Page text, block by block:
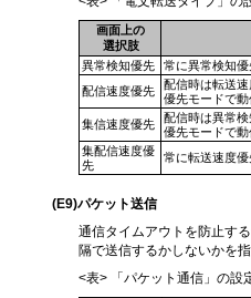
画面上の
選択肢
異常検知優先
常に異常検知
配信速度優先
配信時は転送
優先モードで動
集信速度優先
配信時は異常
優先モードで動
集配信速度優
先
常に転送速度
(E9)パケット送信
通信タイムアウトを防止す
隔で送信するかしないかを
<表> 「パケット通信」の設